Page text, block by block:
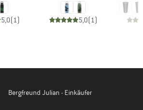
5,0(1) 5,0(1)
Bergfreund Julian - Einkäufer